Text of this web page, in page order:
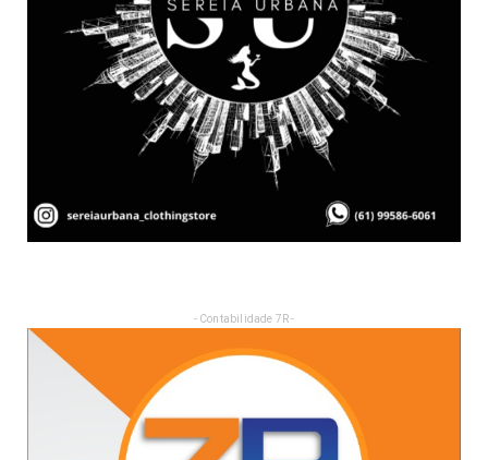
- Contabilidade 7R -